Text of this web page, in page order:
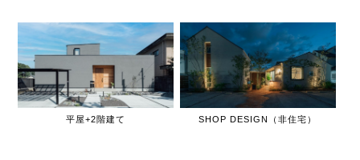
平屋+2階建て SHOP DESIGN（非住宅）